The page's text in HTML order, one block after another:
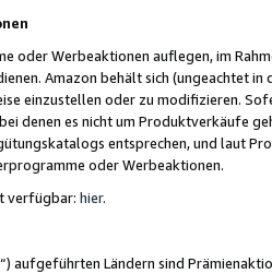
oder Werbeaktionen auflegen, im
Amazon behält sich (ungeachtet
einzustellen oder zu modifizieren.
denen es nicht um Produktverkäufe
entsprechen, und laut
oder Werbeaktionen.
verfügbar: hier.
“) aufgeführten Ländern sind